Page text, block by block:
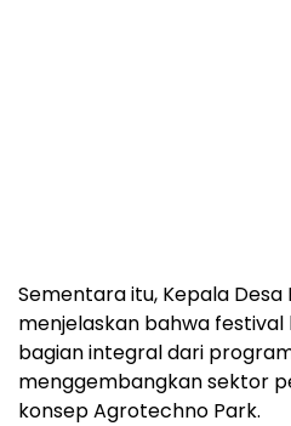
Sementara itu, Kepala Desa
menjelaskan bahwa
bagian integral dari
menggembangkan sektor
konsep Agrotechno Park.